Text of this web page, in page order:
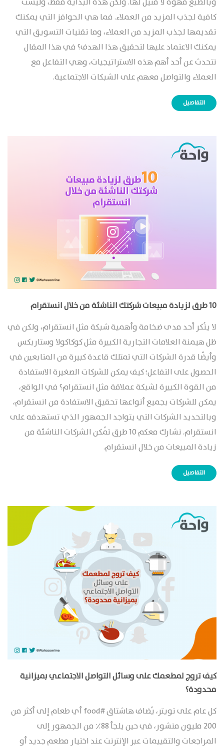
كافية لجذب المزيد من العملاء. فما هي الحوافز التي يمكنك
تقديمها لجذب المزيد من العملاء، وما تقنيات التسويق التي
يمكنك الاعتماد عليها لتحقيق هذا الهدف؟ في هذا المقال
نتحدث عن أحد أهم هذه الاستراتيجيات، وهي التفاعل مع
العملاء والتواصل معهم على الشبكات الاجتماعية.
التفاصيل
10 طرق لزيادة مبيعات شركتك الناشئة من خلال انستقرام
لا ينُكر أحد مدى ضخامة وأهمية شبكة مثل انستقرام، ولكن في
ظل هيمنة العلامات التجارية الكبيرة مثل كوكاكولا وستاربكس
وأيضًا قدرة الشركات التي تمتلك قاعدة كبيرة من المتابعين في
الحصول على التفاعل؛ كيف يمكن للشركات الصغيرة الاستفادة
من القوة الكبيرة لشبكة عملاقة مثل انستقرام؟ في الواقع،
يمكن للشركات بجميع أنواعها تحقيق الاستفادة من انستقرام،
وبالتحديد الشركات التي يتواجد الجمهور الذي تستهدفه على
انستقرام. نشارك معكم 10 طرق تُمكن الشركات الناشئة من
زيادة المبيعات من خلال انستقرام.
التفاصيل
كيف تروج لمطعمك على وسائل التواصل الاجتماعي بميزانية
محدودة؟
كل عام على تويتر، يُضاف هاشتاق #food أي طعام إلى أكثر من
200 مليون منشور، في حين يلجأ 88٪ من الجمهور إلى
المراجعات والتقييمات عبر الإنترنت عند اختيار مطعم جديد أو